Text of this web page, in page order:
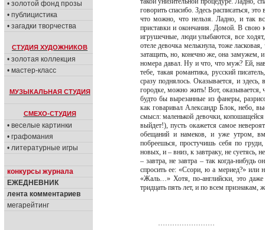
• золотой фонд прозы
• публицистика
• загадки творчества
СТУДИЯ ХУДОЖНИКОВ
• золотая коллекция
• мастер-класс
МУЗЫКАЛЬНАЯ СТУДИЯ
СМЕХО-СТУДИЯ
• веселые картинки
• графомания
• литературные игры
конкурсы журнала
ЕЖЕДНЕВНИК
лента комментариев
мегарейтинг
говорить спасибо. Здесь расписаться,
что можно, что нельзя. Ладно, и так
приставки и окончания. Домой. В свою
игрушечные, люди улыбаются, все
отеле девочка мелькнула, тоже
затащить, но, конечно же, она замужем,
номера давал. Ну и что, что муж? Ей,
тебе, такая романтика, русский
сразу поднялось. Оказывается, и
городке, можно жить! Вот, оказывается,
будто бы вырезанные из фанеры,
как говаривал Александр Блок, небо,
смысл: маленькой девочки,
выйдет!), пусть окажется самое
обещаний и намеков, и уже утром,
побреешься, простучишь себя по
новых, и – вниз, к завтраку, не суетясь,
– завтра, не завтра – так когда-нибудь
спросить ее: «Ссори, ю а мериед?» или
«Жаль…» Хотя, по-английски, это
тридцать пять лет, и по всем признакам,
……………………